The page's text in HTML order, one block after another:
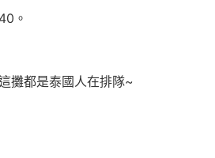
。
攤都是泰國人在排隊~